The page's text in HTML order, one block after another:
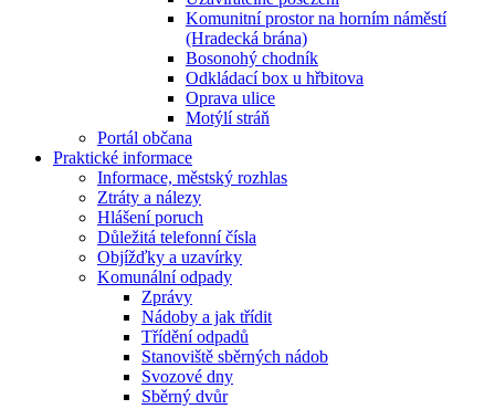
Komunitní prostor na horním náměstí
(Hradecká brána)
Bosonohý chodník
Odkládací box u hřbitova
Oprava ulice
Motýlí stráň
Portál občana
Praktické informace
Informace, městský rozhlas
Ztráty a nálezy
Hlášení poruch
Důležitá telefonní čísla
Objížďky a uzavírky
Komunální odpady
Zprávy
Nádoby a jak třídit
Třídění odpadů
Stanoviště sběrných nádob
Svozové dny
Sběrný dvůr